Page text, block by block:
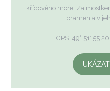
křídového moře. Za
pramen a v
GPS: 49° 51′